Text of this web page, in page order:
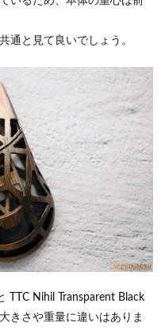
通と見て良いでしょう。
TTC Nihil Transparent Black
きさや重量に違いはありま